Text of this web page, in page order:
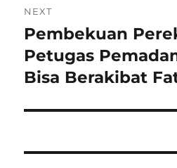
NEXT
Next
post:
Pembekuan
Petugas
Bisa Berakibat